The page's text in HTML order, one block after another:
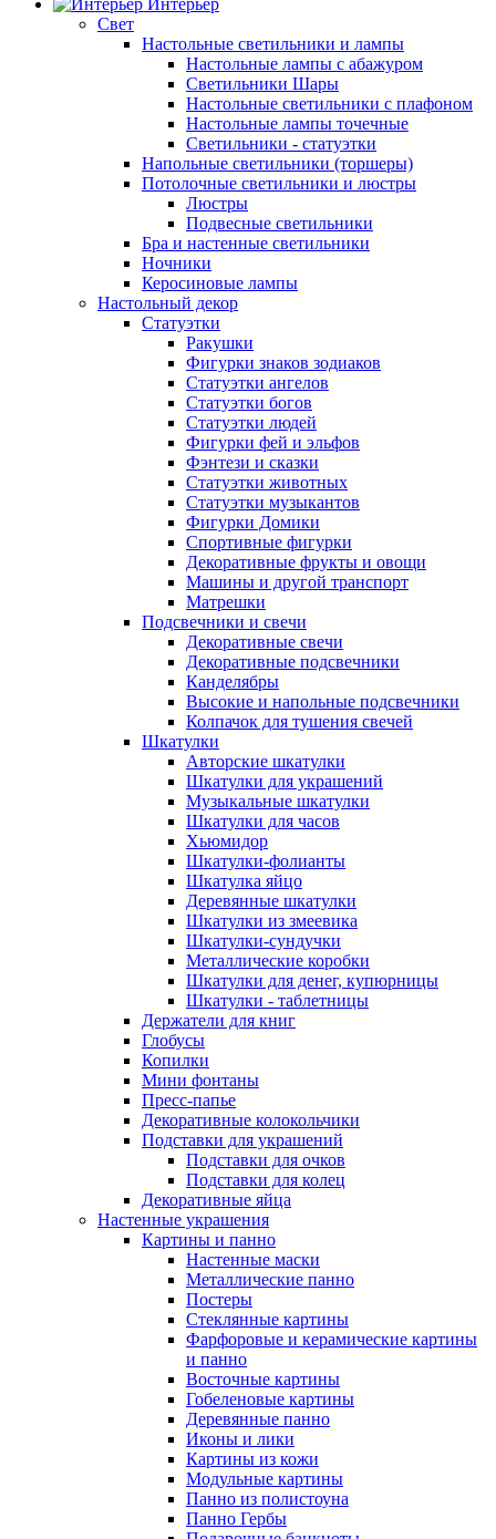
Интерьер
Свет
Настольные светильники и лампы
Настольные лампы с абажуром
Светильники Шары
Настольные светильники с плафоном
Настольные лампы точечные
Светильники - статуэтки
Напольные светильники (торшеры)
Потолочные светильники и люстры
Люстры
Подвесные светильники
Бра и настенные светильники
Ночники
Керосиновые лампы
Настольный декор
Статуэтки
Ракушки
Фигурки знаков зодиаков
Статуэтки ангелов
Статуэтки богов
Статуэтки людей
Фигурки фей и эльфов
Фэнтези и сказки
Статуэтки животных
Статуэтки музыкантов
Фигурки Домики
Спортивные фигурки
Декоративные фрукты и овощи
Машины и другой транспорт
Матрешки
Подсвечники и свечи
Декоративные свечи
Декоративные подсвечники
Канделябры
Высокие и напольные подсвечники
Колпачок для тушения свечей
Шкатулки
Авторские шкатулки
Шкатулки для украшений
Музыкальные шкатулки
Шкатулки для часов
Хьюмидор
Шкатулки-фолианты
Шкатулка яйцо
Деревянные шкатулки
Шкатулки из змеевика
Шкатулки-сундучки
Металлические коробки
Шкатулки для денег, купюрницы
Шкатулки - таблетницы
Держатели для книг
Глобусы
Копилки
Мини фонтаны
Пресс-папье
Декоративные колокольчики
Подставки для украшений
Подставки для очков
Подставки для колец
Декоративные яйца
Настенные украшения
Картины и панно
Настенные маски
Металлические панно
Постеры
Стеклянные картины
Фарфоровые и керамические картины
и панно
Восточные картины
Гобеленовые картины
Деревянные панно
Иконы и лики
Картины из кожи
Модульные картины
Панно из полистоуна
Панно Гербы